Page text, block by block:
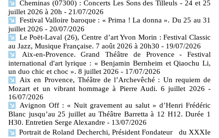
Cheminas (07300) : Concerts Les Sons des Tilleuls - 24 et 25
juillet 2026 à 20h - 21/07/2026
Festival Valloire baroque : « Prima ! La donna ». Du 25 au 31
juillet 2026 - 20/07/2026
Le Poët-Laval (26), Centre d’art Yvon Morin : Festival Classic
au Jazz, Musique Française. 7 août 2026 à 20h30 - 19/07/2026
Aix-en-Provence. Grand Théâtre de Provence - Festival
international d'art lyrique : « Benjamin Bernheim et Qiaochu Li,
un duo chic et choc ». 8 juillet 2026 - 17/07/2026
Aix en Provence, Théâtre de l’Archevêché : Un requiem de
Mozart et un vibrant hommage à Pierre Audi. 6 juillet 2026 -
16/07/2026
Avignon Off : « Nuit gravement au salut » d’Henri Frédéric
Blanc jusqu’au 25 juillet au Théâtre Barretta à 12 H12. Durée 1
H30. Entretien Serge Alexandre - 13/07/2026
Portrait de Roland Decherchi, Président Fondateur du XXXIe